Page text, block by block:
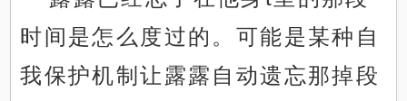
时间是怎么度过的。可能是某种自
我保护机制让露露自动遗忘那掉段